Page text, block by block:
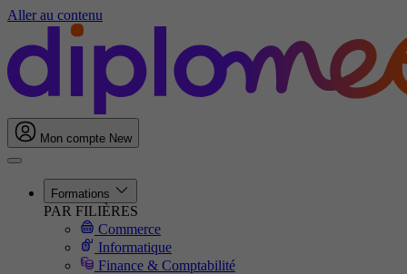
Aller au contenu
Mon compte New
Formations
PAR FILIÈRES
Commerce
Informatique
Finance & Comptabilité